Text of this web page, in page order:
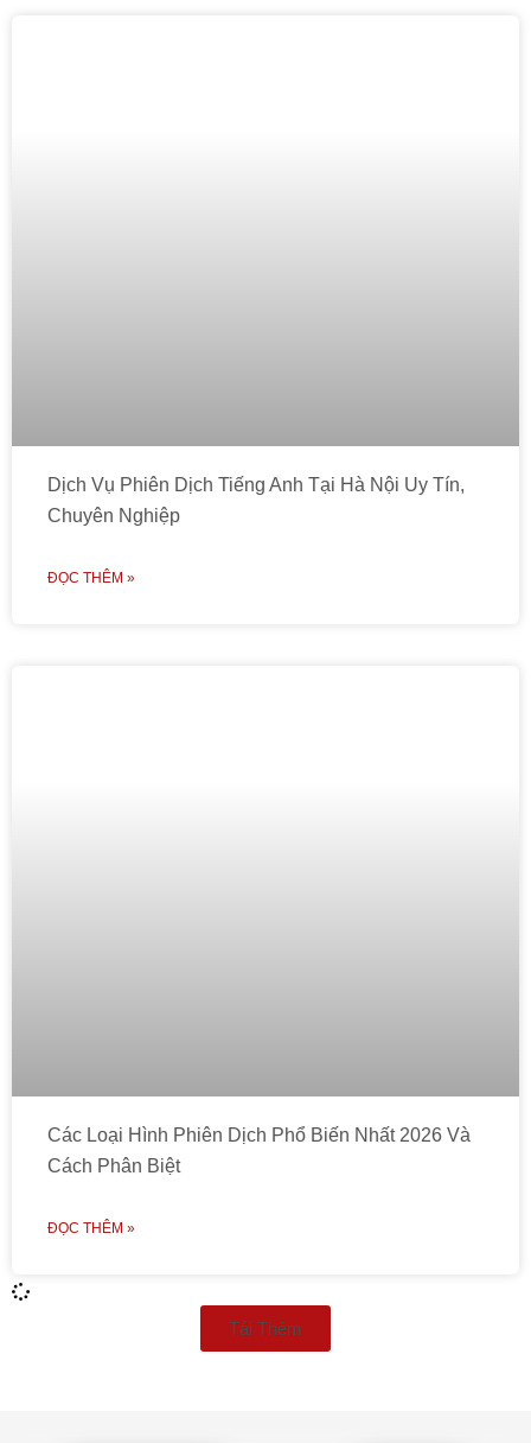
Dịch Vụ Phiên Dịch Tiếng Anh Tại Hà Nội Uy Tín,
Chuyên Nghiệp
ĐỌC THÊM »
Các Loại Hình Phiên Dịch Phổ Biến Nhất 2026 Và
Cách Phân Biệt
ĐỌC THÊM »
Tải Thêm